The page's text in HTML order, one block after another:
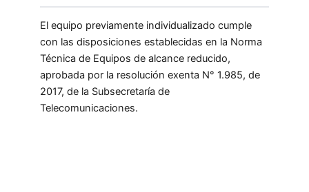
El equipo previamente individualizado cumple
con las disposiciones establecidas en la Norma
Técnica de Equipos de alcance reducido,
aprobada por la resolución exenta N° 1.985, de
2017, de la Subsecretaría de
Telecomunicaciones.